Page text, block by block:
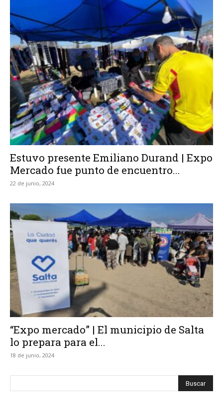
Estuvo presente Emiliano Durand | Expo
Mercado fue punto de encuentro...
22 de junio, 2024
“Expo mercado” | El municipio de Salta
lo prepara para el...
18 de junio, 2024